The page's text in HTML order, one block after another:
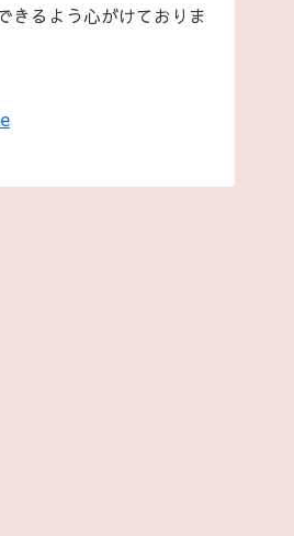
きるよう心がけておりま